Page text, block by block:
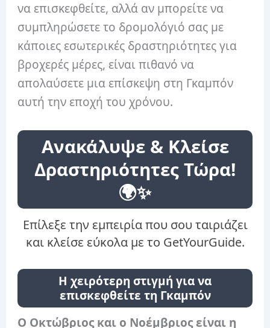
να επισκεφθείτε, αλλά αν μπορείτε να
συμπληρώσετε το δρομολόγιό σας με
κάποιες εσωτερικές δραστηριότητες για
βροχερές μέρες, είναι πιθανό να
απολαύσετε μια επίσκεψη στη Γκαμπόν
αυτή την εποχή του χρόνου.
Ανακάλυψε & Κλείσε
Δραστηριότητες Τώρα!
🌍✨
Επίλεξε την εμπειρία που σου ταιριάζει
και κλείσε εύκολα με το GetYourGuide.
Η χειρότερη στιγμή για να
επισκεφθείτε τη Γκαμπόν
Ο Οκτώβριος και ο Νοέμβριος είναι η